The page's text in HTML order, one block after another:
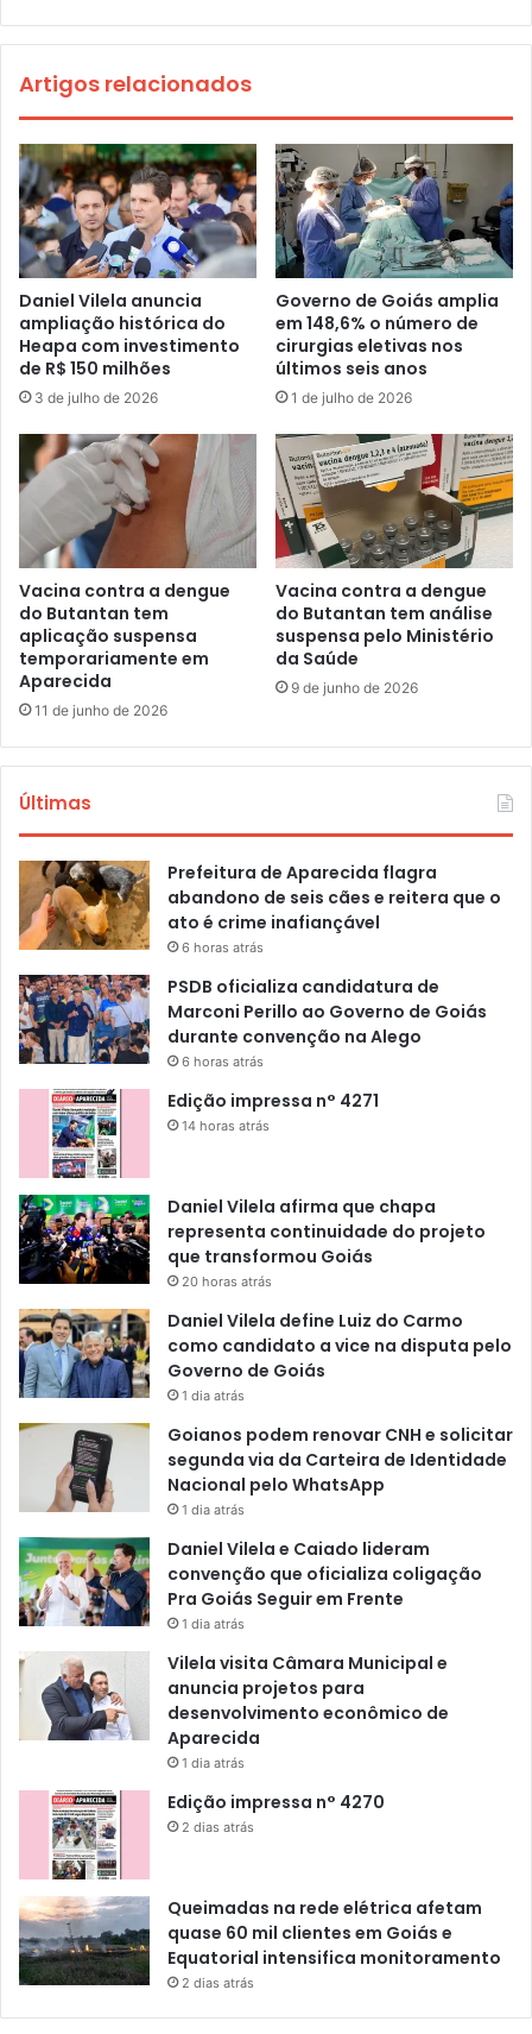
Artigos relacionados
Daniel Vilela anuncia
ampliação histórica do
Heapa com investimento
de R$ 150 milhões
3 de julho de 2026
Governo de Goiás amplia
em 148,6% o número de
cirurgias eletivas nos
últimos seis anos
1 de julho de 2026
Vacina contra a dengue
do Butantan tem
aplicação suspensa
temporariamente em
Aparecida
11 de junho de 2026
Vacina contra a dengue
do Butantan tem análise
suspensa pelo Ministério
da Saúde
9 de junho de 2026
Últimas
Prefeitura de Aparecida flagra
abandono de seis cães e reitera que o
ato é crime inafiançável
6 horas atrás
PSDB oficializa candidatura de
Marconi Perillo ao Governo de Goiás
durante convenção na Alego
6 horas atrás
Edição impressa n° 4271
14 horas atrás
Daniel Vilela afirma que chapa
representa continuidade do projeto
que transformou Goiás
20 horas atrás
Daniel Vilela define Luiz do Carmo
como candidato a vice na disputa pelo
Governo de Goiás
1 dia atrás
Goianos podem renovar CNH e solicitar
segunda via da Carteira de Identidade
Nacional pelo WhatsApp
1 dia atrás
Daniel Vilela e Caiado lideram
convenção que oficializa coligação
Pra Goiás Seguir em Frente
1 dia atrás
Vilela visita Câmara Municipal e
anuncia projetos para
desenvolvimento econômico de
Aparecida
1 dia atrás
Edição impressa n° 4270
2 dias atrás
Queimadas na rede elétrica afetam
quase 60 mil clientes em Goiás e
Equatorial intensifica monitoramento
2 dias atrás